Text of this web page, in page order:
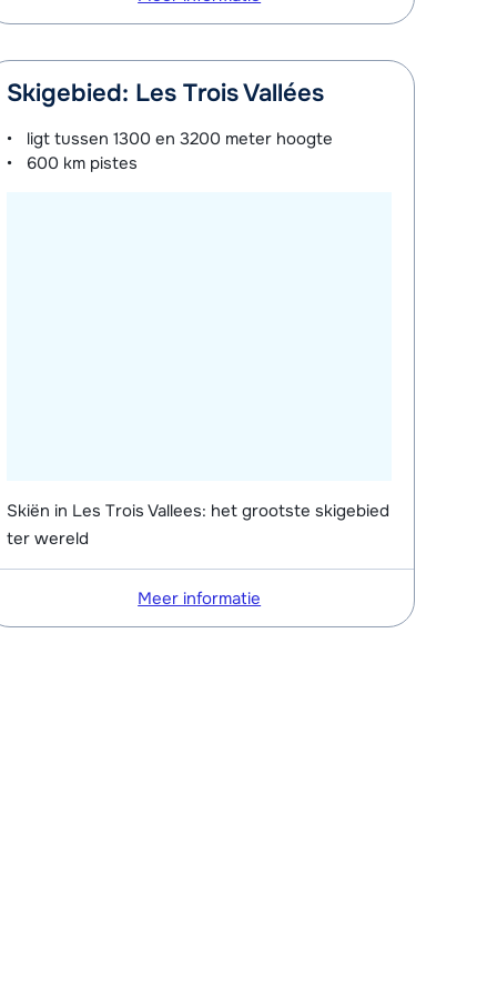
Skigebied: Les Trois Vallées
ligt tussen1300 en 3200 meter hoogte
600 km pistes
Skiën in Les Trois Vallees: het grootste skigebied
ter wereld
Meer informatie